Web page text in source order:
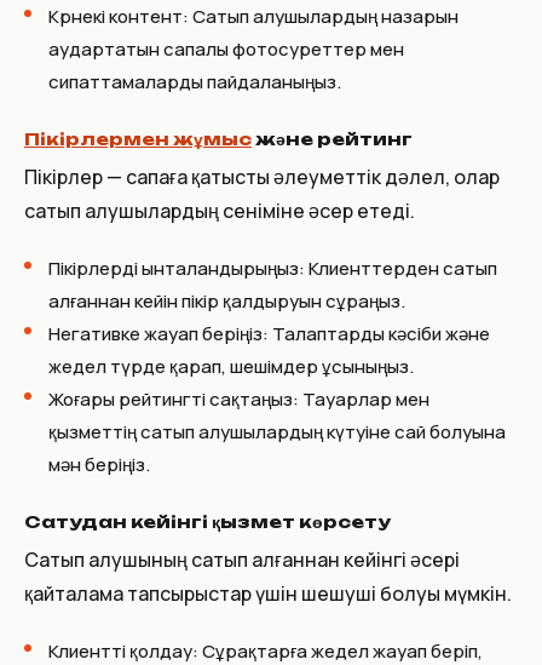
Көрнекі контент: Сатып алушылардың назарын
аудартатын сапалы фотосуреттер мен
сипаттамаларды пайдаланыңыз.
Пікірлермен жұмысжәне рейтинг
Пікірлер — сапаға қатысты әлеуметтік дәлел, олар
сатып алушылардың сеніміне әсер етеді.
Пікірлерді ынталандырыңыз: Клиенттерден сатып
алғаннан кейін пікір қалдыруын сұраңыз.
Негативке жауап беріңіз: Талаптарды кәсіби және
жедел түрде қарап, шешімдер ұсыныңыз.
Жоғары рейтингті сақтаңыз: Тауарлар мен
қызметтің сатып алушылардың күтуіне сай болуына
мән беріңіз.
Сатудан кейінгі қызмет көрсету
Сатып алушының сатып алғаннан кейінгі әсері
қайталама тапсырыстар үшін шешуші болуы мүмкін.
Клиентті қолдау: Сұрақтарға жедел жауап беріп,